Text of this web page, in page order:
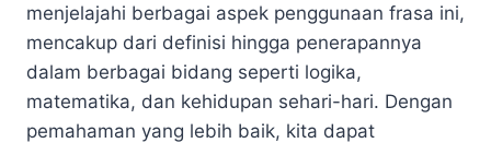
menjelajahi berbagai aspek penggunaan frasa ini,
mencakup dari definisi hingga penerapannya
dalam berbagai bidang seperti logika,
matematika, dan kehidupan sehari-hari. Dengan
pemahaman yang lebih baik, kita dapat